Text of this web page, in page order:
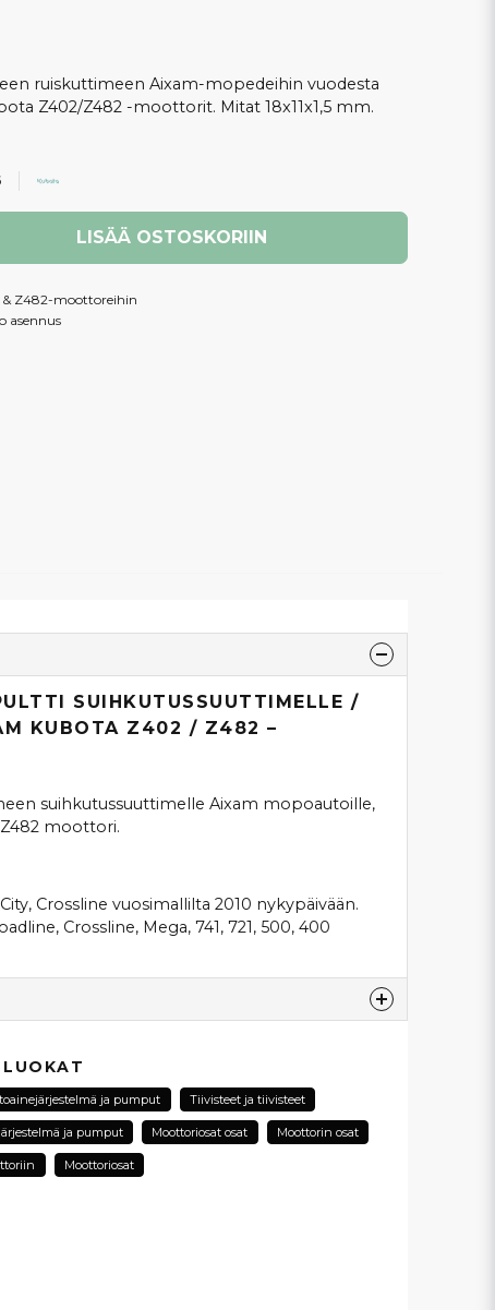
ruiskuttimeen Aixam-mopedeihin vuodesta
Z402/Z482 -moottorit. Mitat 18x11x1,5 mm.
LISÄÄ OSTOSKORIIN
Z482-moottoreihin
asennus
SUIHKUTUSSUUTTIMELLE /
KUBOTA Z402 / Z482 –
suihkutussuuttimelle Aixam mopoautoille,
moottori.
Crossline vuosimallilta 2010 nykypäivään.
Crossline, Mega, 741, 721, 500, 400
email
Sähköpostiosoite
ja pumput Tiivisteet ja tiivisteet
ja pumput Moottoriosat osat Moottorin osat
Moottoriosat